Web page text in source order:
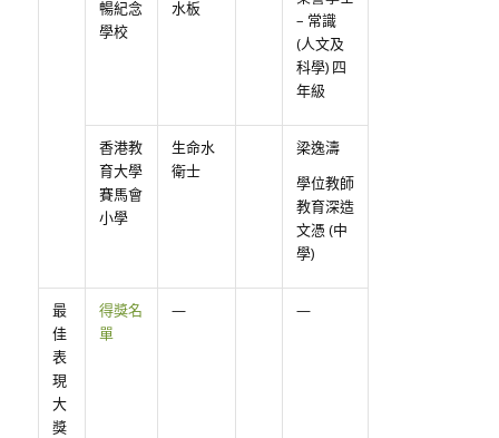
暢紀念
學校
水板
– 常識
(人文及
科學) 四
年級
香港教
育大學
賽馬會
小學
生命水
衛士
梁逸濤
學位教師
教育深造
文憑 (中
學)
最
佳
表
現
大
獎
得獎名
單
— —